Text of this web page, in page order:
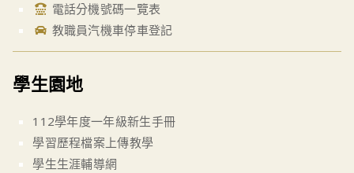
電話分機號碼一覽表
教職員汽機車停車登記
學生園地
112學年度一年級新生手冊
學習歷程檔案上傳教學
學生生涯輔導網